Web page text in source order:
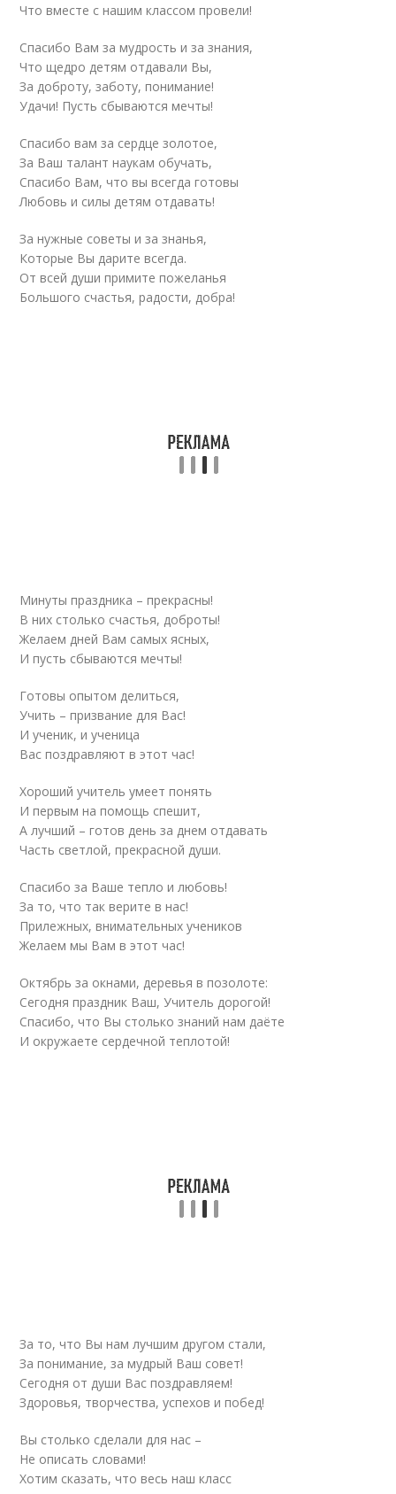
Что вместе с нашим классом провели!
Спасибо Вам за мудрость и за знания,
Что щедро детям отдавали Вы,
За доброту, заботу, понимание!
Удачи! Пусть сбываются мечты!
Спасибо вам за сердце золотое,
За Ваш талант наукам обучать,
Спасибо Вам, что вы всегда готовы
Любовь и силы детям отдавать!
За нужные советы и за знанья,
Которые Вы дарите всегда.
От всей души примите пожеланья
Большого счастья, радости, добра!
Минуты праздника – прекрасны!
В них столько счастья, доброты!
Желаем дней Вам самых ясных,
И пусть сбываются мечты!
Готовы опытом делиться,
Учить – призвание для Вас!
И ученик, и ученица
Вас поздравляют в этот час!
Хороший учитель умеет понять
И первым на помощь спешит,
А лучший – готов день за днем отдавать
Часть светлой, прекрасной души.
Спасибо за Ваше тепло и любовь!
За то, что так верите в нас!
Прилежных, внимательных учеников
Желаем мы Вам в этот час!
Октябрь за окнами, деревья в позолоте:
Сегодня праздник Ваш, Учитель дорогой!
Спасибо, что Вы столько знаний нам даёте
И окружаете сердечной теплотой!
За то, что Вы нам лучшим другом стали,
За понимание, за мудрый Ваш совет!
Сегодня от души Вас поздравляем!
Здоровья, творчества, успехов и побед!
Вы столько сделали для нас –
Не описать словами!
Хотим сказать, что весь наш класс